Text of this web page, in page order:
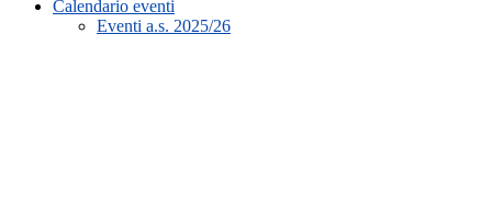
Calendario eventi
Eventi a.s. 2025/26